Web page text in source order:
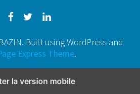
Built using WordPress and
Express Theme.
la version mobile